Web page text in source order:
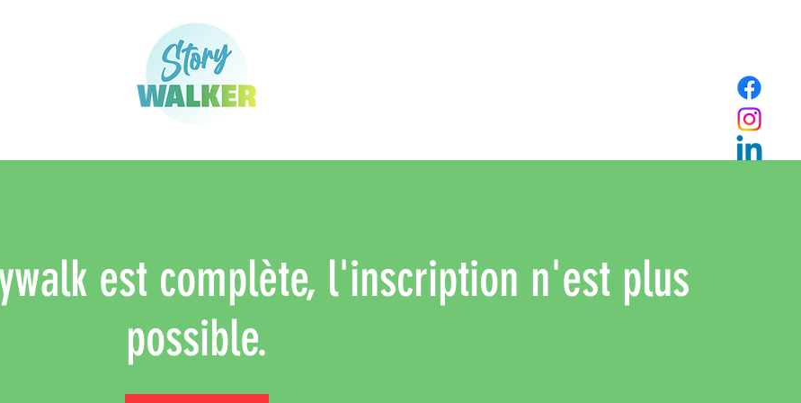
est complète, l'inscription n'est plus
possible.